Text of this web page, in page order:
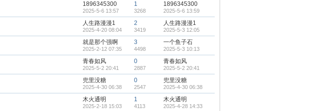
1896345300
2025-5-6 13:57
1
3268
1896345300
2025-5-6 13:59
人生路漫漫1
2025-4-20 08:04
2
3419
人生路漫漫1
2025-5-3 12:05
就是那个强啊
2025-2-12 07:35
3
4498
一个鱼子石
2025-5-3 10:13
青春如风
2025-5-2 20:41
0
2887
青春如风
2025-5-2 20:41
兜里没糖
2025-4-30 06:38
0
2547
兜里没糖
2025-4-30 06:38
木火通明
2025-2-18 15:03
1
4113
木火通明
2025-4-28 14:33